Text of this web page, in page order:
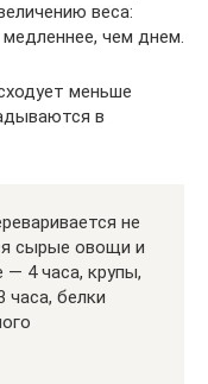
веса:
чем днем.
меньше
в
не
сырые овощи и
— 4 часа, крупы,
часа, белки